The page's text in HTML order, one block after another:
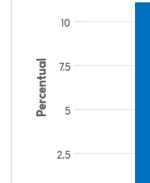
Percentual
2.5
5
7.5
10